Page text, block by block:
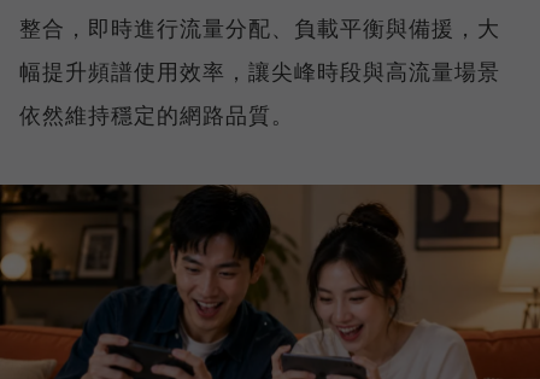
整合，即時進行流量分配、負載平衡與備援，大
幅提升頻譜使用效率，讓尖峰時段與高流量場景
依然維持穩定的網路品質。